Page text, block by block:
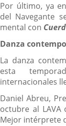
Por último, ya
del Navegante
mental con
Danza
La danza
esta
internacionales
Daniel Abreu,
octubre al
Mejor intérprete